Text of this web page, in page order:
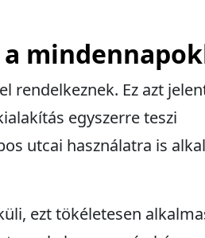
rendelkeznek. Ez azt
egyszerre teszi
utcai használatra is
ezt tökéletesen